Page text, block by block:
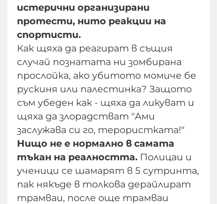
истерични организирани
протести, нито реакции на
спортисти.
Как щяха да реагират в същия
случай познатата ни зомбирана
прослойка, ако убитото момиче бе
рускиня или палестинка? Защото
съм убеден как - щяха да ликуват и
щяха да злорадстват "Ами
заслужава си го, терористката!"
Нищо не е нормално в самата
тъкан на реалността. Полицаи и
ученици се шамарят в 5 сутринта,
пак някъде в толкова дерайлират
трамваи, после още трамваи